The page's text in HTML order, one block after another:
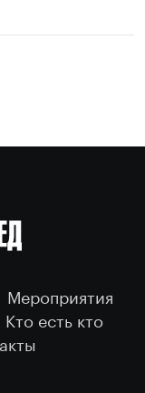
Мероприятия
Кто есть кто